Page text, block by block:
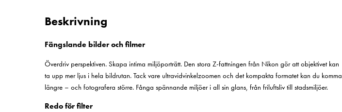
Beskrivning
Fängslande bilder och filmer
Överdriv perspektiven. Skapa intima miljöporträtt. Den stora Z-fattningen från Nikon gör att objektivet kan
ta upp mer ljus i hela bildrutan. Tack vare ultravidvinkelzoomen och det kompakta formatet kan du komma
längre – och fotografera större. Fånga spännande miljöer i all sin glans, från friluftsliv till stadsmiljöer.
Redo för filter